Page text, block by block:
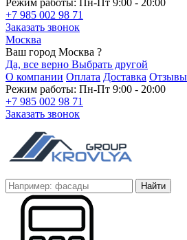
Режим работы: Пн-Пт 9:00 - 20:00
+7 985 002 98 71
Заказать звонок
Москва
Ваш город Москва ?
Да, все верно Выбрать другой
О компании Оплата Доставка Отзывы
Режим работы: Пн-Пт 9:00 - 20:00
+7 985 002 98 71
Заказать звонок
Найти